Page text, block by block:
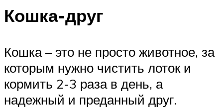
Кошка-друг
Кошка – это не просто животное, за
которым нужно чистить лоток и
кормить 2-3 раза в день, а
надежный и преданный друг.